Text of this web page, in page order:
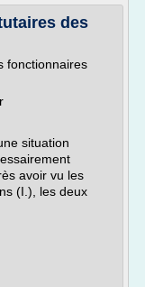
des
fonctionnaires
situation
avoir vu les
(I.), les deux